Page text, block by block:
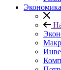
Экономика